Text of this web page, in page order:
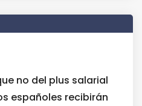
no del plus salarial
españoles recibirán